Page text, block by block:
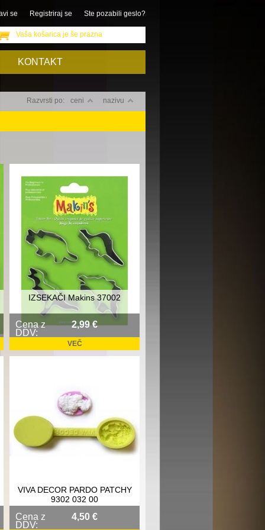
se Registriraj se Ste pozabili geslo?
Vaša košarica je še prazna
KONTAKT
Razvrsti po: ceni nazivu
IZSEKAČI Makins 37002
Cena z
DDV:
2,99 €
VEČ
VIVA DECOR PARDO PATCHY
9302 032 00
Cena z
DDV:
4,50 €